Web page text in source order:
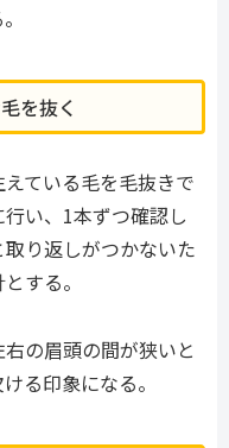
を抜く
ている毛を毛抜きで
い、1本ずつ確認し
り返しがつかないた
する。
の眉頭の間が狭いと
る印象になる。